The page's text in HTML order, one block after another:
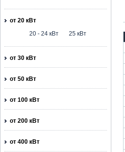
от 20 кВт
20 - 24 кВт
25 кВт
от 30 кВт
от 50 кВт
от 100 кВт
от 200 кВт
от 400 кВт